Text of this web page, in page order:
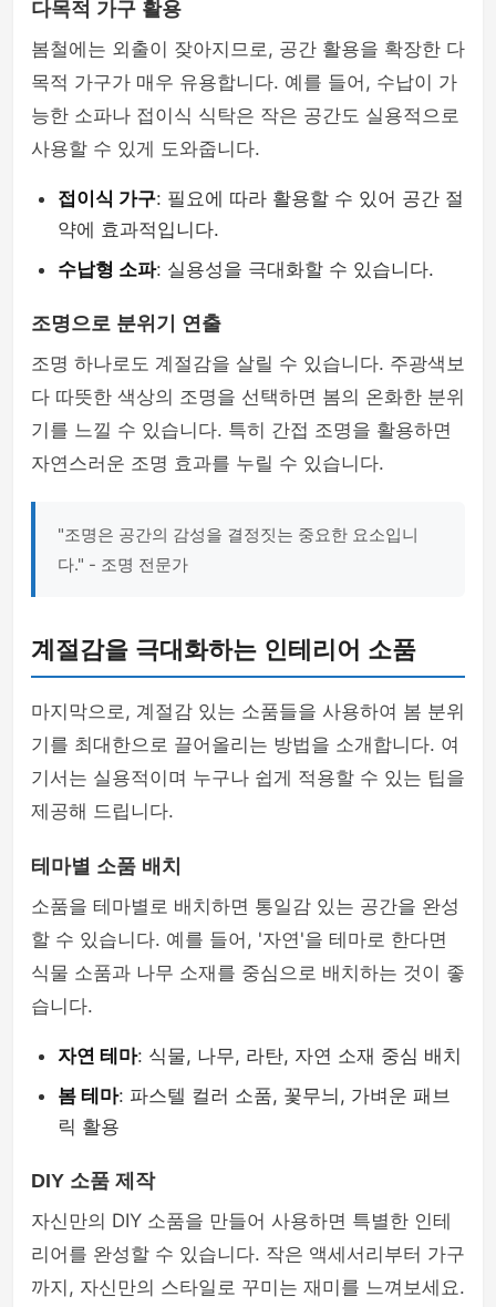
다목적 가구 활용
봄철에는 외출이 잦아지므로, 공간 활용을 확장한 다
목적 가구가 매우 유용합니다. 예를 들어, 수납이 가
능한 소파나 접이식 식탁은 작은 공간도 실용적으로
사용할 수 있게 도와줍니다.
접이식 가구: 필요에 따라 활용할 수 있어 공간 절
약에 효과적입니다.
수납형 소파: 실용성을 극대화할 수 있습니다.
조명으로 분위기 연출
조명 하나로도 계절감을 살릴 수 있습니다. 주광색보
다 따뜻한 색상의 조명을 선택하면 봄의 온화한 분위
기를 느낄 수 있습니다. 특히 간접 조명을 활용하면
자연스러운 조명 효과를 누릴 수 있습니다.
"조명은 공간의 감성을 결정짓는 중요한 요소입니
다." - 조명 전문가
계절감을 극대화하는 인테리어 소품
마지막으로, 계절감 있는 소품들을 사용하여 봄 분위
기를 최대한으로 끌어올리는 방법을 소개합니다. 여
기서는 실용적이며 누구나 쉽게 적용할 수 있는 팁을
제공해 드립니다.
테마별 소품 배치
소품을 테마별로 배치하면 통일감 있는 공간을 완성
할 수 있습니다. 예를 들어, '자연'을 테마로 한다면
식물 소품과 나무 소재를 중심으로 배치하는 것이 좋
습니다.
자연 테마: 식물, 나무, 라탄, 자연 소재 중심 배치
봄 테마: 파스텔 컬러 소품, 꽃무늬, 가벼운 패브
릭 활용
DIY 소품 제작
자신만의 DIY 소품을 만들어 사용하면 특별한 인테
리어를 완성할 수 있습니다. 작은 액세서리부터 가구
까지, 자신만의 스타일로 꾸미는 재미를 느껴보세요.